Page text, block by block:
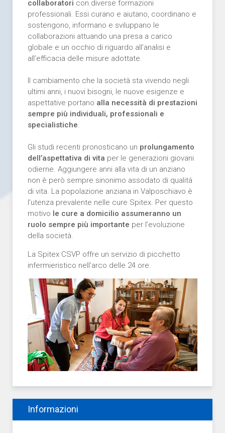
collaboratori con diverse formazioni
professionali. Essi curano e aiutano, coordinano e
sostengono, informano e sviluppano le
collaborazioni attuando una presa a carico
globale e un occhio di riguardo all’analisi e
all’efficacia delle misure adottate.
Il cambiamento che la società sta vivendo negli
ultimi anni, i nuovi bisogni, le nuove esigenze e
aspettative portano alla necessità di prestazioni
sempre più individuali, professionali e
specialistiche
Gli studi recenti pronosticano un prolungamento
dell’aspettativa di vita per le generazioni giovani
odierne. Aggiungere anni alla vita di un anziano
non è però sempre sinonimo assodato di qualità
di vita. La popolazione anziana in Valposchiavo è
l'utenza prevalente nelle cure Spitex. Per questo
motivo le cure a domicilio assumeranno un
ruolo sempre più importante per l’evoluzione
della società.
La Spitex CSVP offre un servizio di picchetto
infermieristico nell'arco delle 24 ore.
Informazioni